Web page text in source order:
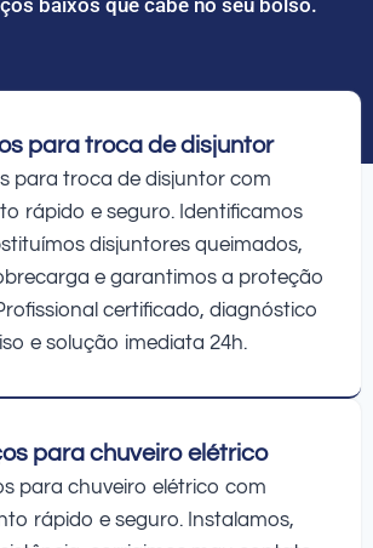
para troca de disjuntor
para troca de disjuntor com
rápido e seguro. Identificamos
disjuntores queimados,
e garantimos a proteção
certificado, diagnóstico
e solução imediata 24h.
para chuveiro elétrico
para chuveiro elétrico com
rápido e seguro. Instalamos,